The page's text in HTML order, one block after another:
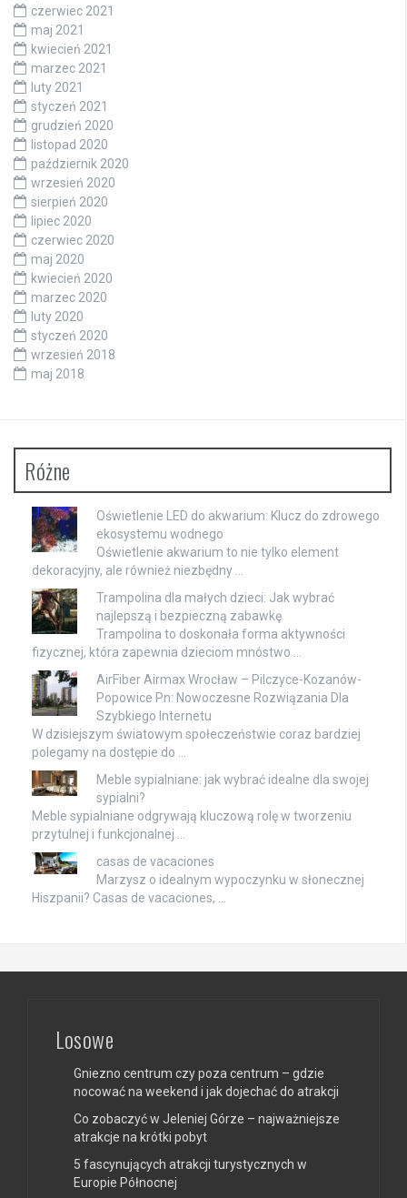
czerwiec 2021
maj 2021
kwiecień 2021
marzec 2021
luty 2021
styczeń 2021
grudzień 2020
listopad 2020
październik 2020
wrzesień 2020
sierpień 2020
lipiec 2020
czerwiec 2020
maj 2020
kwiecień 2020
marzec 2020
luty 2020
styczeń 2020
wrzesień 2018
maj 2018
Różne
Oświetlenie LED do akwarium: Klucz do zdrowego
ekosystemu wodnego
Oświetlenie akwarium to nie tylko element
dekoracyjny, ale również niezbędny …
Trampolina dla małych dzieci: Jak wybrać
najlepszą i bezpieczną zabawkę
Trampolina to doskonała forma aktywności
fizycznej, która zapewnia dzieciom mnóstwo …
AirFiber Airmax Wrocław – Pilczyce-Kozanów-
Popowice Pn: Nowoczesne Rozwiązania Dla
Szybkiego Internetu
W dzisiejszym światowym społeczeństwie coraz bardziej
polegamy na dostępie do …
Meble sypialniane: jak wybrać idealne dla swojej
sypialni?
Meble sypialniane odgrywają kluczową rolę w tworzeniu
przytulnej i funkcjonalnej …
casas de vacaciones
Marzysz o idealnym wypoczynku w słonecznej
Hiszpanii? Casas de vacaciones, …
Losowe
Gniezno centrum czy poza centrum – gdzie
nocować na weekend i jak dojechać do atrakcji
Co zobaczyć w Jeleniej Górze – najważniejsze
atrakcje na krótki pobyt
5 fascynujących atrakcji turystycznych w
Europie Północnej